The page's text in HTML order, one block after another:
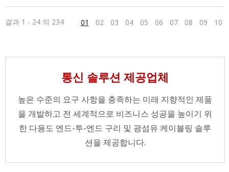
결과 1 - 24 의 234 01 02 03 04 05 06 07 08 09 10
통신 솔루션 제공업체
높은 수준의 요구 사항을 충족하는 미래 지향적인 제품
을 개발하고 전 세계적으로 비즈니스 성공을 높이기 위
한 다용도 엔드-투-엔드 구리 및 광섬유 케이블링 솔루
션을 제공합니다.